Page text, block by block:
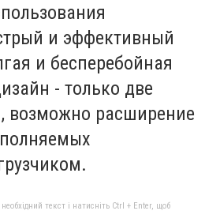
и эффективный
и бесперебойная
- только две
возможно расширение
текст і натисніть Ctrl + Enter, щоб